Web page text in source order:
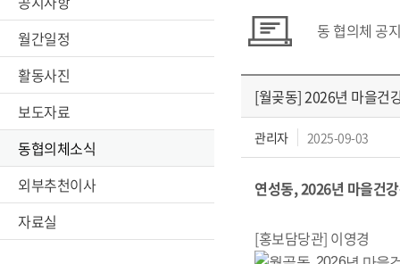
월간일정
활동사진
보도자료
동협의체소식
외부추천이사
자료실
동 협의체 공
[월곶동] 2026년 마을건
관리자 2025-09-03
연성동, 2026년 마을건
[홍보담당관] 이영경